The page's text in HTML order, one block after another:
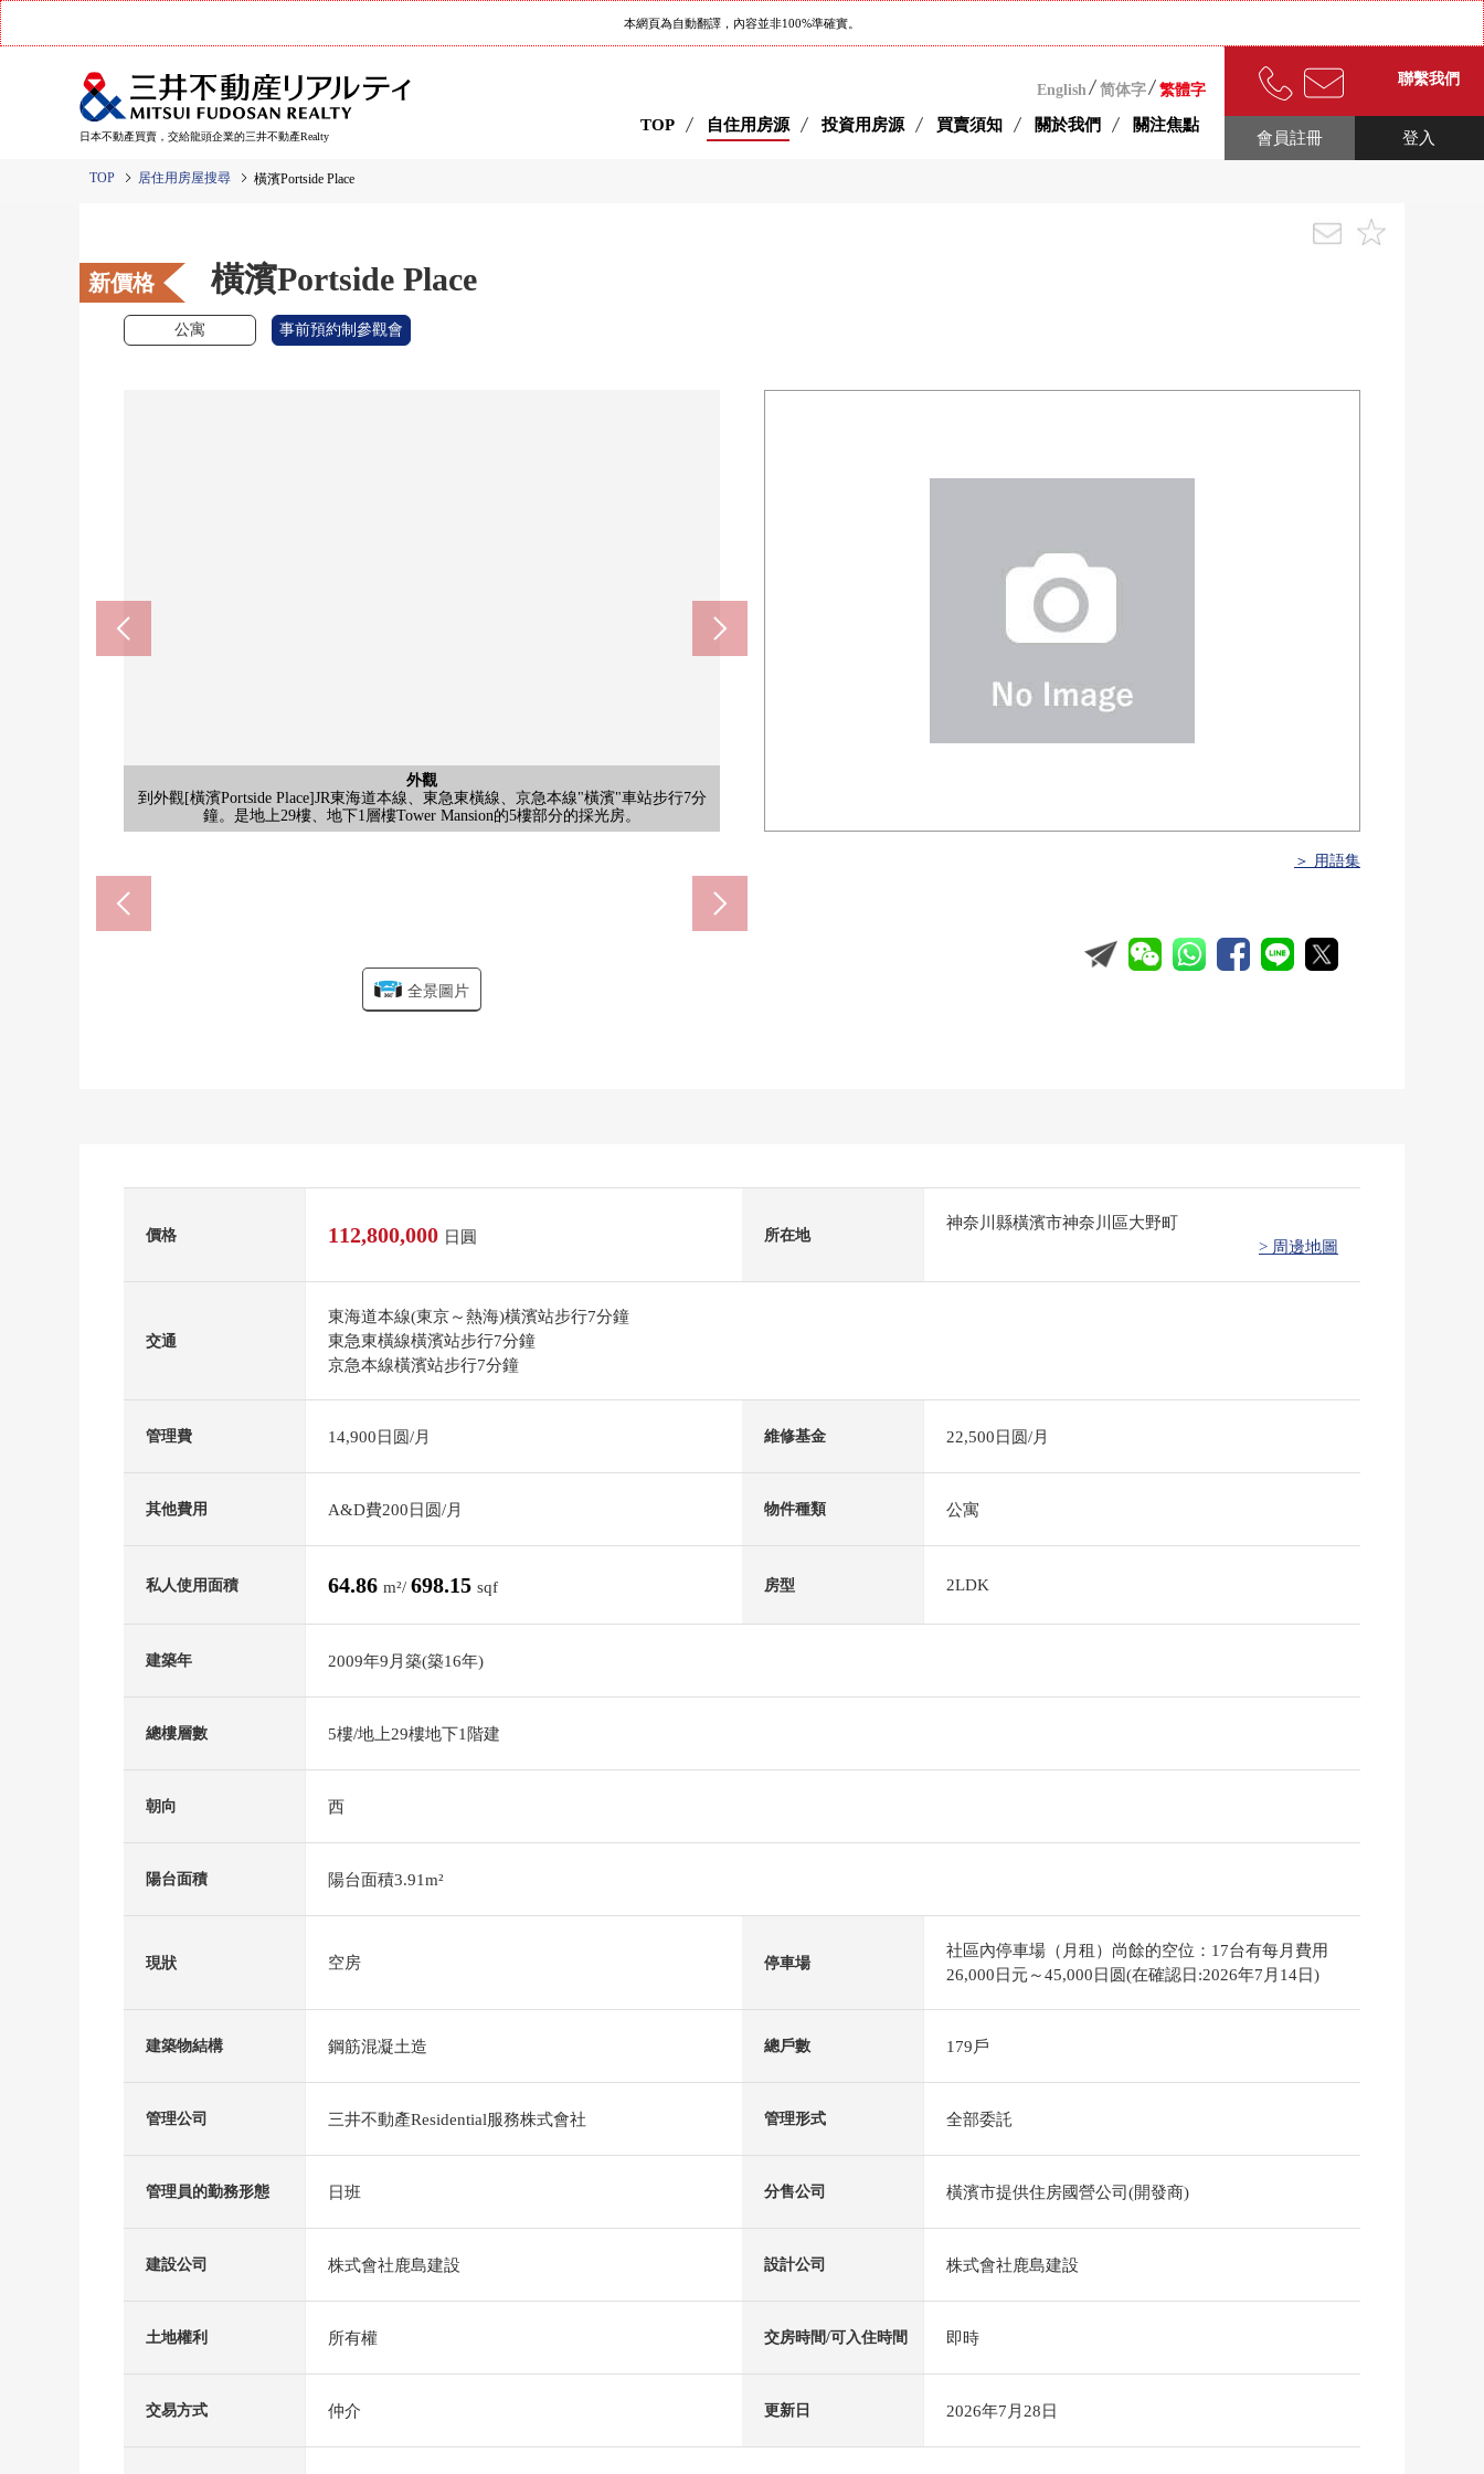
本網頁為自動翻譯，內容並非100%準確實。
日本不動產買賣，交給龍頭企業的三井不動產Realty
English 简体字 繁體字
TOP 自住用房源 投資用房源 買賣須知 關於我們 關注焦點
聯繫我們
登入
會員註冊
TOP 居住用房屋搜尋 橫濱Portside Place
新價格 橫濱Portside Place
公寓 事前預約制參觀會
外觀
到外觀[橫濱Portside Place]JR東海道本線、東急東橫線、京急本線"橫濱"車站步行7分
鐘。是地上29樓、地下1層樓Tower Mansion的5樓部分的採光房。
客廳
[LDK]因為有TV監視器的內部對講機被設置所以對衹在孩子的看家的防止犯罪對策有
效。
室內
[約5.0張塌塌米西式房間/]大的窗能消掉，正有的西式房間。打開沃爾門的話能作為廣闊
的LDK利用。
客廳
[LDK]為面向朝西的北的採光房，有開放感覺。在有幹凈的感的空間，明亮地可以度過
家族團欒的時間。
風景
[始自於住戸的風景照片]是來自西側的陽台的風景。北側也有服務陽台，能享受2方向的
風景。
廚房
[廚房]貼墻式的廚房被采用。容易集中於工作，是不損壞餐廳空間的面積的式樣。面向
服務陽台，能進出3方向。
廚房
[廚房]是有幹凈的感的組合廚房。上下有充足的存儲空間，在用廚房用品感覺清醒，收
藏來。
廚房
[廚房]有烤爐的3份瓦斯爐被搭載，菜的上演節目也好像拓寬。有垃圾處理器，并且扔垃
圾的負擔也被減輕。
洗臉
[盥洗台、洗手間]有三面鏡的盥洗台被設置。存儲空間被在鏡子背後和盤子下邊設立，
能整理電吹風機或者化妝品。
公共汽車
[浴室]是1418尺寸。浴室換氣乾燥暖氣時機有，并且也能隨便進行雨的日以及深夜的洗
衣。在冷的季節的加熱打擊對策，也視為好東西。
卧室
[約6.2張塌塌米西式房間/]是在主卧室推薦的西式房間。能進出陽台，能舒適地渡過時
間。
廁所
[廁所]是有支援動作的扶手的廁所。具有吊戸棚，能收藏清掃工具、衛生紙。
室內
[走廊]難以看得見室內的樣子的曲柄走廊被門口采用。收納被為2個地方設定，能靈活運
用於防災用品或者季節家電等的保管。
門口
門口
入口
[入口]在21樓，貴賓室·電影院房·地方自治團體房被在View休息室，4樓設定(一部分收
費)。
入口
[入口]在21樓，貴賓室·電影院房·地方自治團體房被在View休息室，4樓設定(一部分收
費)。
入口
[電梯間]釀成像飯店那樣的漂亮的氣氛的電梯間。因為被設置復數幾台少所以，并且好
像也等候時間完成電梯。
大廳
[禮堂]斜面被在門廳設立，能順利進行有了嬰兒車以及輪椅，重的行李時候的移動。
入口
[副入口]植物的格林在有穩重的感的設計映照的入口。把居民和氣地接來。也能進出
Portside公園一側。
大廳
[大廳入口]因為從屬於斜面所以盡管是推，但是通過嬰兒車。有椅子，是便於等候的入
口。
入口
[入口]Mansion入口附近在打傘，因為有屋頂所以回家了的時候，不驚慌失措而能把傘閉
起來。
共有部分
宅配保管櫃
其他
[Mansion前]從Portside公園繼續的城市公園
其他
[Mansion前]從Portside公園繼續的城市公園
橫濱站(約540m)
步行7分鐘。能使用復數線。在新幹線停靠車站，到各主要城市的交通指南也順利。在車
站的北側有車站大樓以及巴士總站。
橫濱Bay Quarter(約250m)
步行4分鐘。除了時裝以及雜貨，飲食店以外，是醫療設施或者婚禮大廳被具有的復合商
業設施。※營業時間，根據店鋪不同。
NEWoMan橫濱(約820m)
步行11分鐘。正和車站直接連接，在JR橫濱Tower裡是某一個復合商業設施。時裝，雜
貨，飲食店充實。※營業時間，根據店鋪不同。
Plaza光榮新鮮館Portside店(約250m)
步行4分鐘。除了肉、魚、蔬菜等的新鮮食品以外，有日用品、酒類等的處理。[營業時
間]從10:00到20:00
Tomod's橫濱Bay Quarter店(約250m)
步行4分鐘。在配藥藥店被同時設置的店鋪，能和日用品的購物一起利用。[藥妝店營業
時間]從8:00到22:00(雙休日/10:00-21:00)[配藥藥店營業時間]從10:00到19:00
7-Eleven橫濱Portside Place店(約40m)
步行1分鐘。能從出去的前後領受拜訪。容易做因為24小時營業所以買，忘記的東西有的
時候以及早晨、深夜的利用。
橫濱Portside裡面的郵局(約210m)
步行3分鐘。郵件、儲蓄、保險的窗口和ATM是被設置的店鋪。沒有停車場。[ATM營業
時間]平日從9:00到17:30星期六·日·節假日從9:00到17:00
財團法人神奈川縣警友會keiyuu醫院(約1560m)
橫濱市立幸谷小學(約650m)
步行9分鐘。在孩子容易上學6年的距離有。教育為目的以養育做自己，朋友，社會的幸
福的小孩的，有。
橫濱市立栗田谷中學(約1750m)
全景圖片
＞ 用語集
價格 112,800,000 日圓 所在地
神奈川縣橫濱市神奈川區大野町
> 周邊地圖
交通
東海道本線(東京～熱海)橫濱站步行7分鐘
東急東橫線橫濱站步行7分鐘
京急本線橫濱站步行7分鐘
管理費 14,900日圆/月 維修基金 22,500日圆/月
其他費用 A&D費200日圆/月 物件種類 公寓
私人使用面積 64.86 m²/ 698.15 sqf 房型 2LDK
建築年 2009年9月築(築16年)
總樓層數 5樓/地上29樓地下1階建
朝向 西
陽台面積 陽台面積3.91m²
現狀 空房 停車場
社區內停車場（月租）尚餘的空位：17台有每月費用
26,000日元～45,000日圆(在確認日:2026年7月14日)
建築物結構 鋼筋混凝土造 總戶數 179戶
管理公司 三井不動產Residential服務株式會社 管理形式 全部委託
管理員的勤務形態 日班 分售公司 橫濱市提供住房國營公司(開發商)
建設公司 株式會社鹿島建設 設計公司 株式會社鹿島建設
土地權利 所有權 交房時間/可入住時間 即時
交易方式 仲介 更新日 2026年7月28日